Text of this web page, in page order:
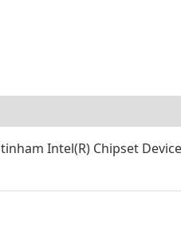
tinham Intel(R) Chipset